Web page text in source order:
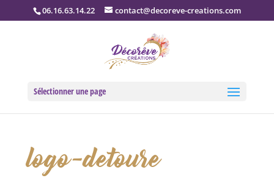
06.16.63.14.22 contact@decoreve-creations.com
Sélectionner une page
logo-detoure